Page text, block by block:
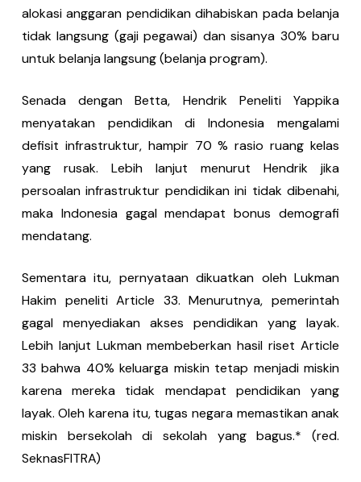
alokasi anggaran pendidikan dihabiskan pada belanja
tidak langsung (gaji pegawai) dan sisanya 30% baru
untuk belanja langsung (belanja program).
Senada dengan Betta, Hendrik Peneliti Yappika
menyatakan pendidikan di Indonesia mengalami
defisit infrastruktur, hampir 70 % rasio ruang kelas
yang rusak. Lebih lanjut menurut Hendrik jika
persoalan infrastruktur pendidikan ini tidak dibenahi,
maka Indonesia gagal mendapat bonus demografi
mendatang.
Sementara itu, pernyataan dikuatkan oleh Lukman
Hakim peneliti Article 33. Menurutnya, pemerintah
gagal menyediakan akses pendidikan yang layak.
Lebih lanjut Lukman membeberkan hasil riset Article
33 bahwa 40% keluarga miskin tetap menjadi miskin
karena mereka tidak mendapat pendidikan yang
layak. Oleh karena itu, tugas negara memastikan anak
miskin bersekolah di sekolah yang bagus.* (red.
SeknasFITRA)